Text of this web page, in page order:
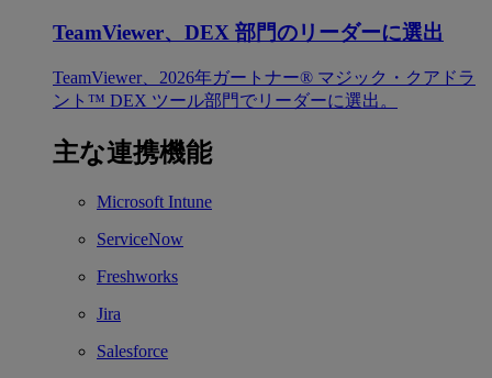
TeamViewer、DEX 部門のリーダーに選出
TeamViewer、2026年ガートナー® マジック・クアドラ
ント™ DEX ツール部門でリーダーに選出。
主な連携機能
Microsoft Intune
ServiceNow
Freshworks
Jira
Salesforce